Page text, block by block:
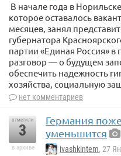
В начале года в
которое оставалось
месяцев, занял
губернатора
партии «Единая Россия»
разговор — о будущем
обеспечить надежность
хозяйства, социальную
нет комментариев
отметили
3
в архиве
Германия
уменьшится
ivashkintem, 27